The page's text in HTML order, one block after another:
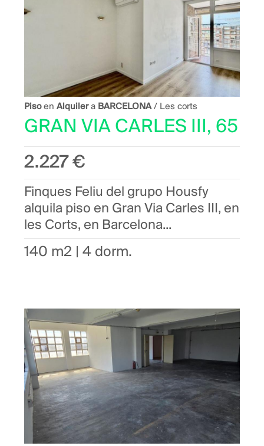
PisoenAlquilera BARCELONA/ Les corts
GRAN VIA CARLES III, 65
2.227 €
Finques Feliu del grupo Housfy
alquila piso en Gran Via Carles III, en
les Corts, en Barcelona...
140 m2 | 4 dorm.